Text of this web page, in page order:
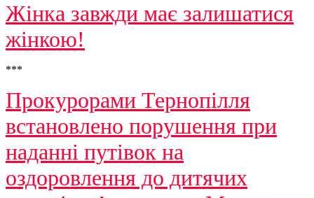
Жінка завжди має залишатися
жінкою!
***
Прокурорами Тернопілля
встановлено порушення при
наданні путівок на
оздоровлення до дитячих